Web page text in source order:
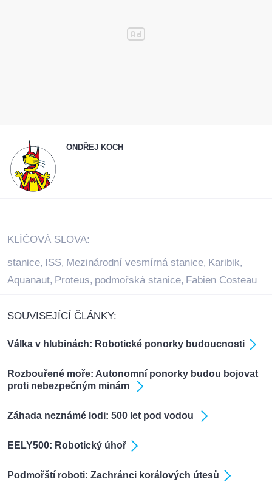
ONDŘEJ KOCH
KLÍČOVÁ SLOVA:
stanice, ISS, Mezinárodní vesmírná stanice, Karibik,
Aquanaut, Proteus, podmořská stanice, Fabien Costeau
SOUVISEJÍCÍ ČLÁNKY:
Válka v hlubinách: Robotické ponorky budoucnosti
Rozbouřené moře: Autonomní ponorky budou bojovat
proti nebezpečným minám
Záhada neznámé lodi: 500 let pod vodou
EELY500: Robotický úhoř
Podmořští roboti: Zachránci korálových útesů